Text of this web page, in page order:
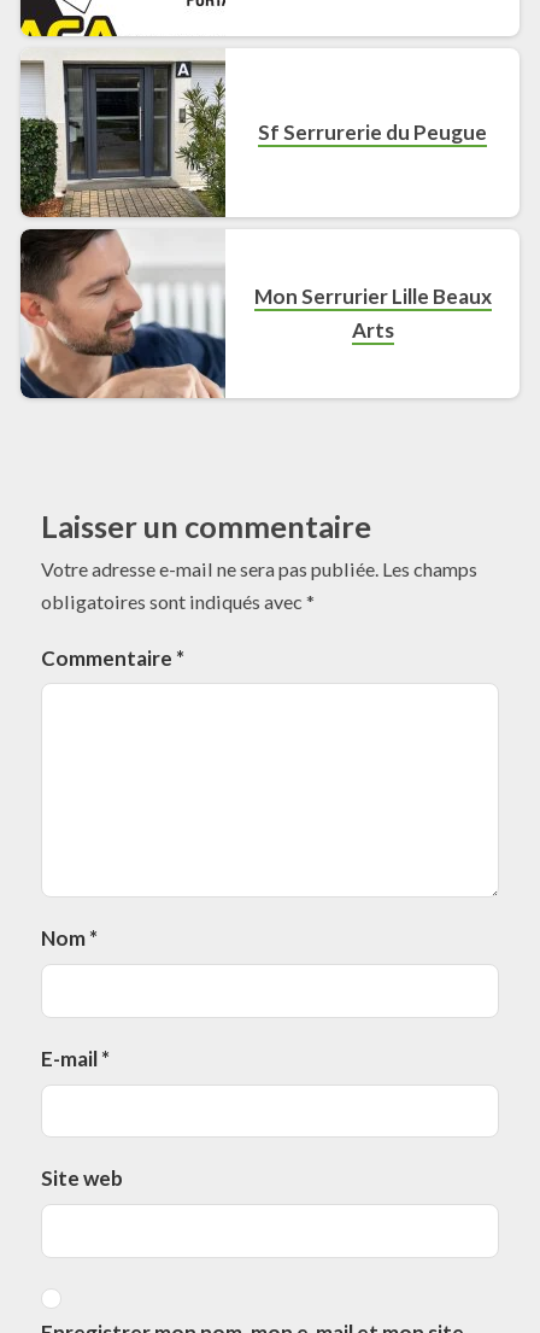
Sf Serrurerie du Peugue
Mon Serrurier Lille Beaux
Arts
Laisser un commentaire
Votre adresse e-mail ne sera pas publiée. Les champs
obligatoires sont indiqués avec *
Commentaire *
Nom*
E-mail*
Site web